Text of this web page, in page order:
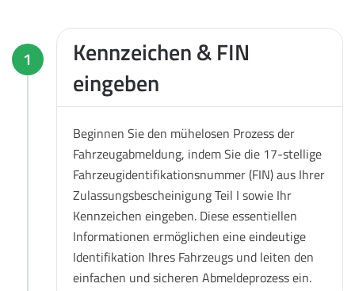
1
Kennzeichen & FIN
eingeben
Beginnen Sie den mühelosen Prozess der
Fahrzeugabmeldung, indem Sie die 17-stellige
Fahrzeugidentifikationsnummer (FIN) aus Ihrer
Zulassungsbescheinigung Teil I sowie Ihr
Kennzeichen eingeben. Diese essentiellen
Informationen ermöglichen eine eindeutige
Identifikation Ihres Fahrzeugs und leiten den
einfachen und sicheren Abmeldeprozess ein.